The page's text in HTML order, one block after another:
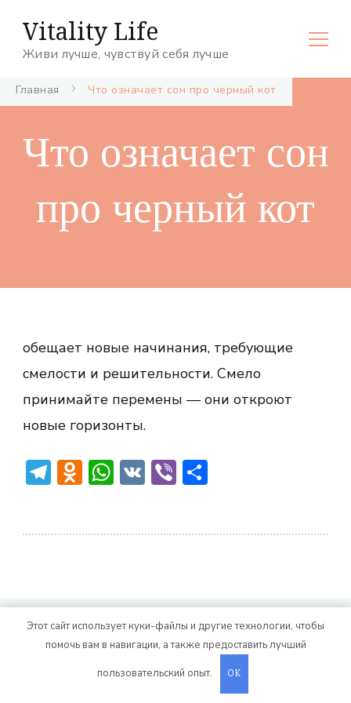
Vitality Life
Живи лучше, чувствуй себя лучше
Главная Что означает сон про черный кот
Что означает сон
про черный кот
обещает новые начинания, требующие
смелости и решительности. Смело
принимайте перемены — они откроют
новые горизонты.
Telegram
Odnoklassniki
WhatsApp
VKViber
© Авторское право 2026 Vitality Life. Все права
защищены.CoachPress Lite | от автора
Blossom Themes. На платформеWordPress
Этот сайт использует куки-файлы и другие технологии, чтобы
помочь вам в навигации, а также предоставить лучший
пользовательский опыт.
OK